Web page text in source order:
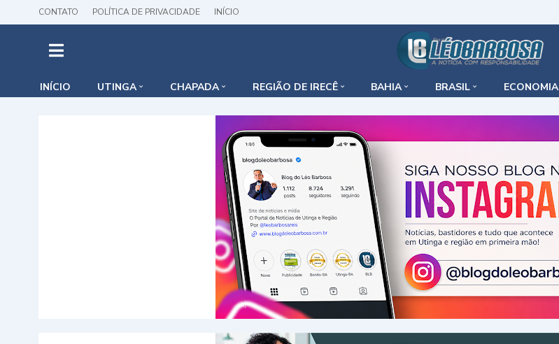
CONTATO POLÍTICA DE PRIVACIDADE INÍCIO
INÍCIO UTINGA CHAPADA REGIÃO DE IRECÊ BAHIA BRASIL ECONOMIA